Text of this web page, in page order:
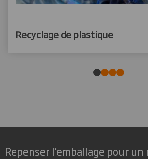
Recyclage de plastique
Repenser l’emballage pour un